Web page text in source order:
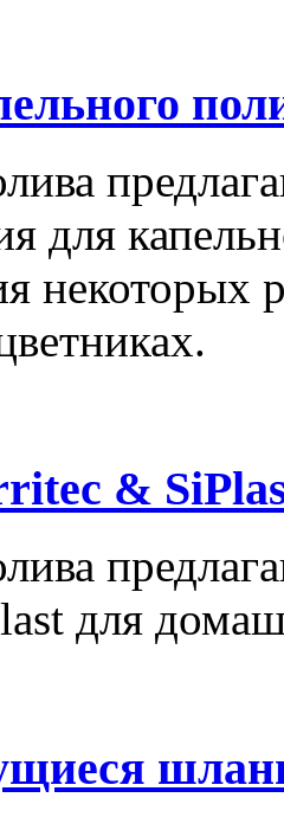
для
некоторых
&
для